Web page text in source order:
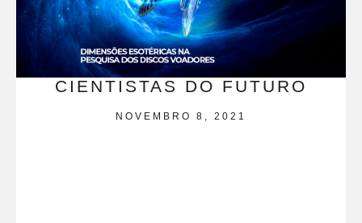
CIENTISTAS DO FUTURO
NOVEMBRO 8, 2021